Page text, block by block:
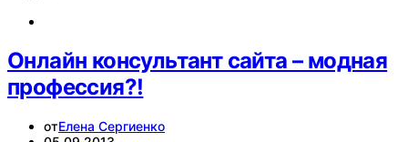
Онлайн консультант сайта – модная
профессия?!
отЕлена Сергиенко